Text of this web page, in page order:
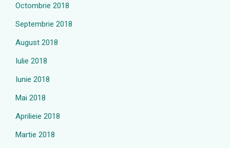
Octombrie 2018
Septembrie 2018
August 2018
Iulie 2018
Iunie 2018
Mai 2018
Aprilieie 2018
Martie 2018